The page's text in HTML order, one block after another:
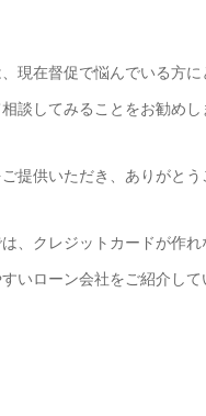
現在督促で悩んでいる方
談してみることをお勧めし
提供いただき、ありがとう
、クレジットカードが作
すいローン会社をご紹介し